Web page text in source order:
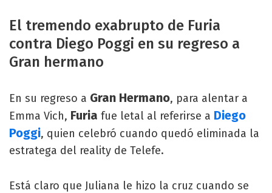
El tremendo exabrupto de Furia
contra Diego Poggi en su regreso a
Gran hermano
En su regreso a Gran Hermano, para alentar a
Emma Vich, Furia fue letal al referirse a Diego
Poggi, quien celebró cuando quedó eliminada la
estratega del reality de Telefe.
Está claro que Juliana le hizo la cruz cuando se